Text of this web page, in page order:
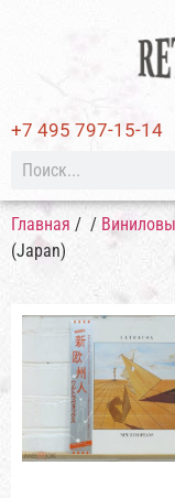
+7 495 797-15-14
Главная / /
(Japan)